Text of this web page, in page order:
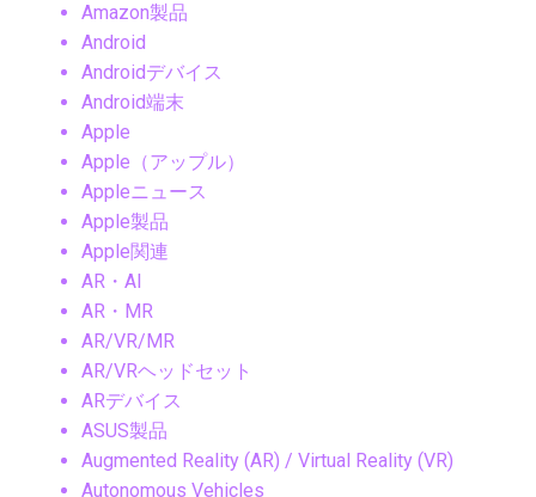
Amazon製品
Android
Androidデバイス
Android端末
Apple
Apple（アップル）
Appleニュース
Apple製品
Apple関連
AR・AI
AR・MR
AR/VR/MR
AR/VRヘッドセット
ARデバイス
ASUS製品
Augmented Reality (AR) / Virtual Reality (VR)
Autonomous Vehicles